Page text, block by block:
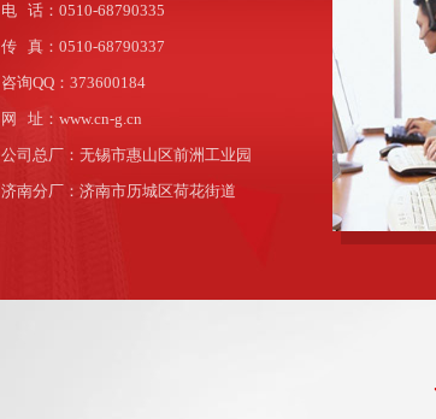
电 话：0510-68790335
传 真：0510-68790337
咨询QQ：373600184
网 址：www.cn-g.cn
公司总厂：无锡市惠山区前洲工业园
济南分厂：济南市历城区荷花街道